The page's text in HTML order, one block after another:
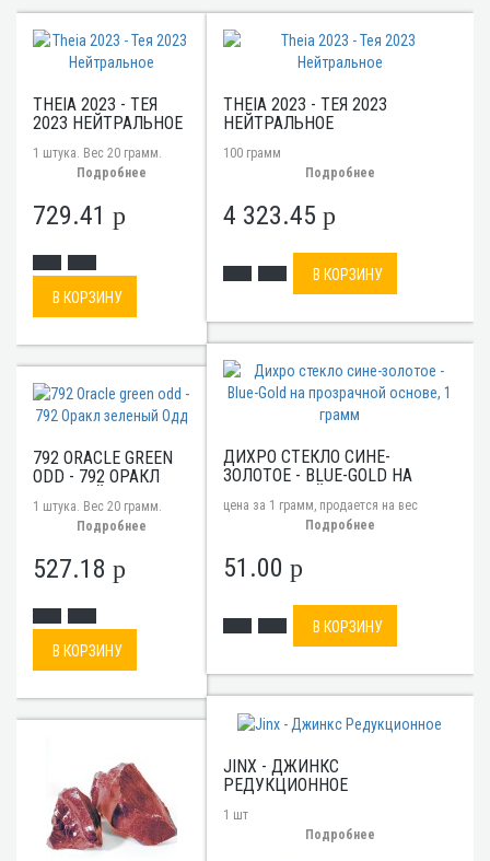
THEIA 2023 - ТЕЯ
2023 НЕЙТРАЛЬНОЕ
1 штука. Вес 20 грамм.
Подробнее
729.41 p
В КОРЗИНУ
792 ORACLE GREEN
ODD - 792 ОРАКЛ
1 штука. Вес 20 грамм.
Подробнее
527.18 p
В КОРЗИНУ
THEIA 2023 - ТЕЯ 2023
НЕЙТРАЛЬНОЕ
100 грамм
Подробнее
4 323.45 p
В КОРЗИНУ
ДИХРО СТЕКЛО СИНЕ-
ЗОЛОТОЕ - BLUE-GOLD НА
ГРАММ
цена за 1 грамм, продается на вес
Подробнее
51.00 p
В КОРЗИНУ
JINX - ДЖИНКС
РЕДУКЦИОННОЕ
1 шт
Подробнее